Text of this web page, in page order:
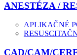
ANESTÉZA /
APLIKAČNÉ
CAD/CAM/